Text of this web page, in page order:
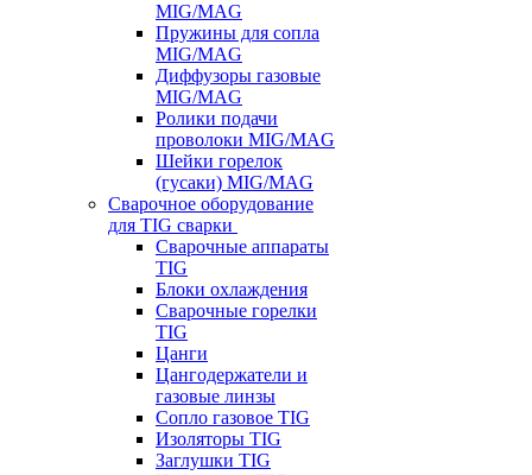
MIG/MAG
Пружины для сопла
MIG/MAG
Диффузоры газовые
MIG/MAG
Ролики подачи
проволоки MIG/MAG
Шейки горелок
(гусаки) MIG/MAG
Сварочное оборудование
для TIG сварки
Сварочные аппараты
TIG
Блоки охлаждения
Сварочные горелки
TIG
Цанги
Цангодержатели и
газовые линзы
Сопло газовое TIG
Изоляторы TIG
Заглушки TIG